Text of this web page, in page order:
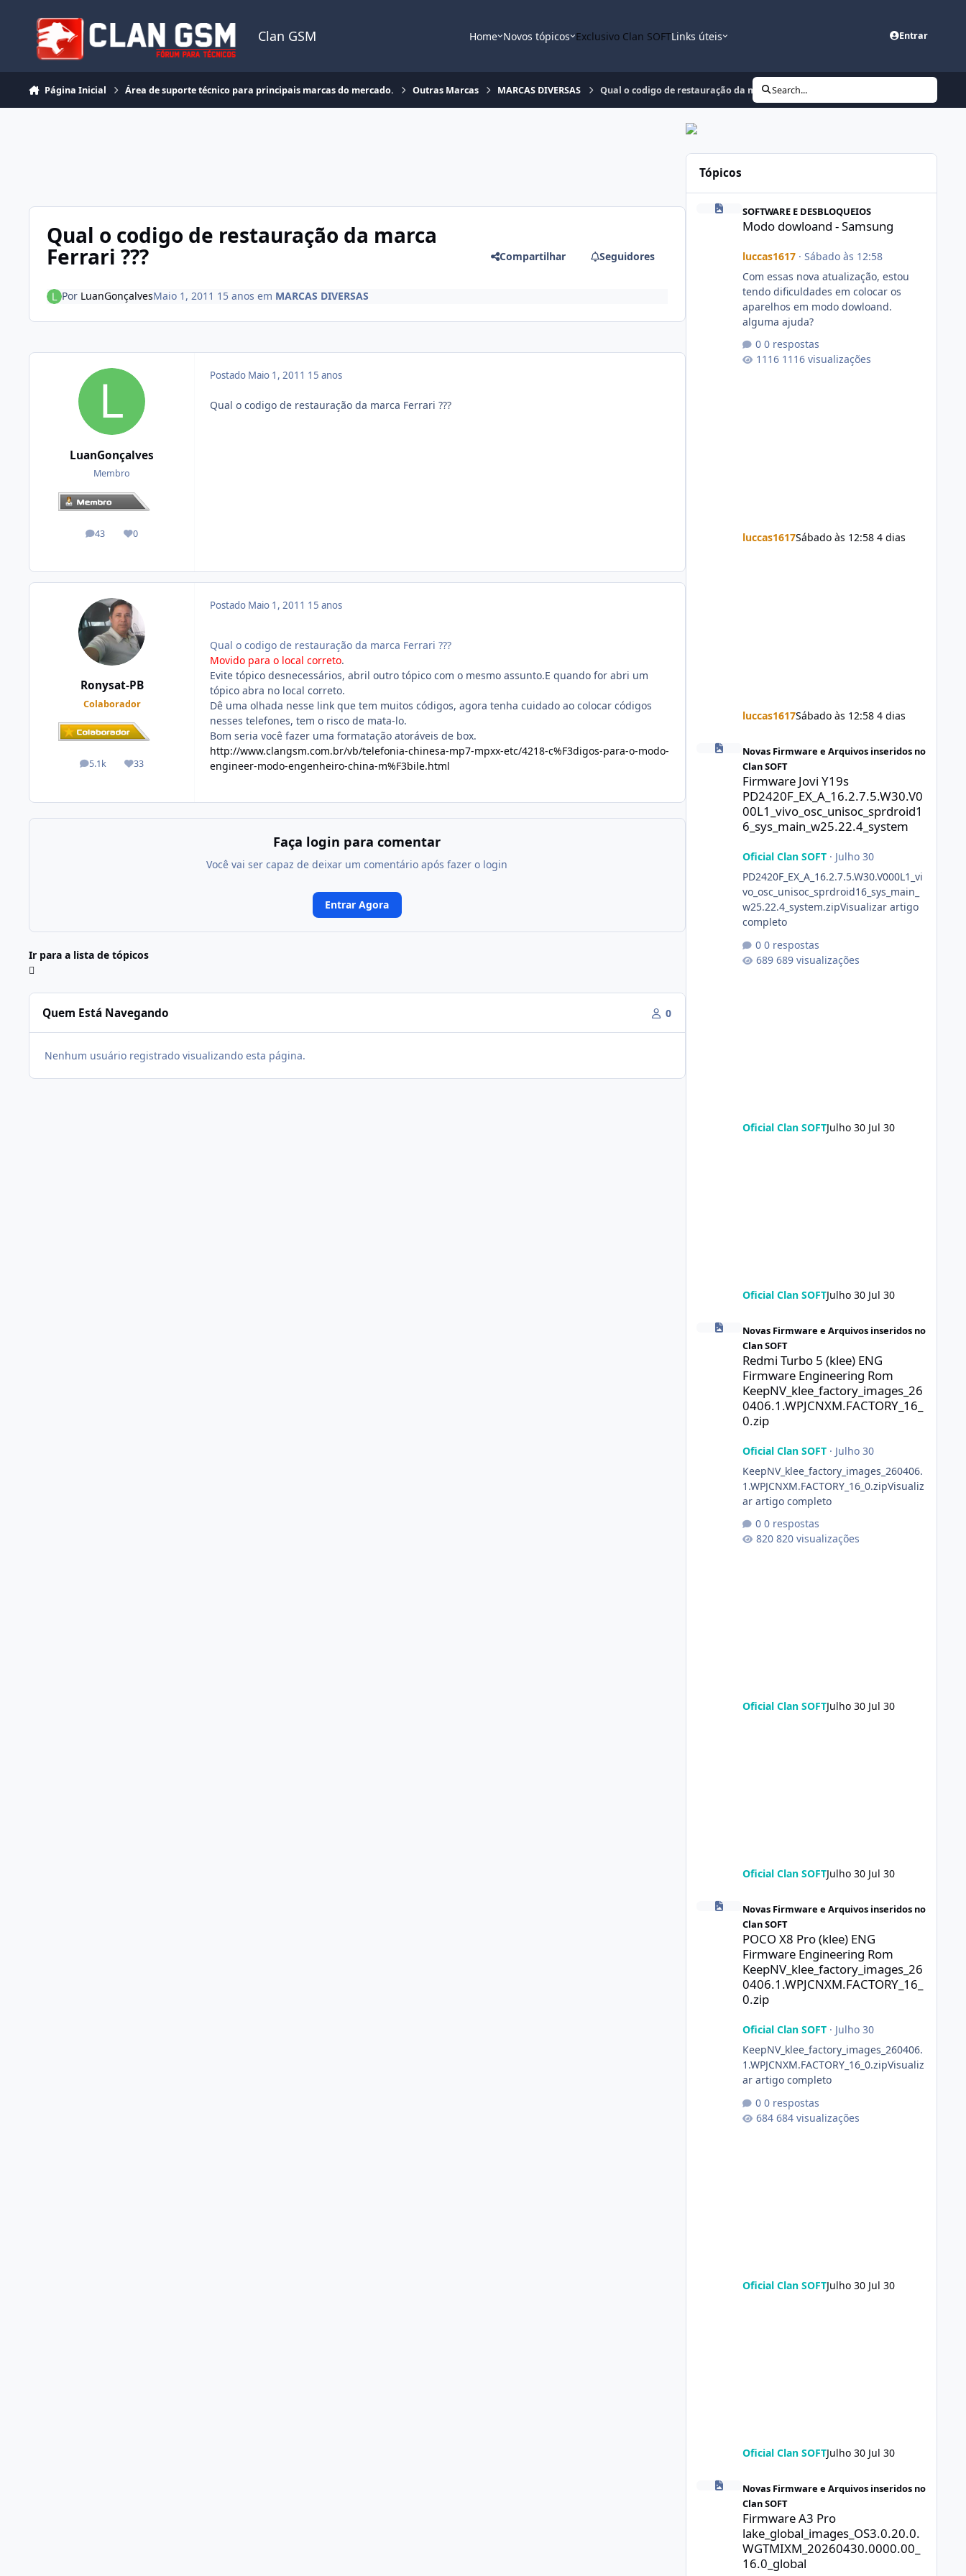
Clan GSM Home Novos tópicos Exclusivo Clan SOFTLinks úteis Entrar
Página Inicial Área de suporte técnico para principais marcas do mercado. Outras Marcas MARCAS DIVERSAS Qual o codigo de restauração da marca Ferrari ???
Search...
Qual o codigo de restauração da marca
Ferrari ??? Compartilhar Seguidores
Por LuanGonçalvesMaio 1, 2011 15 anos em MARCAS DIVERSAS
LuanGonçalves
Membro
43
posts 0
Reputação
Postado Maio 1, 2011 15 anos
Qual o codigo de restauração da marca Ferrari ???
Ronysat-PB
Colaborador
5.1k
posts 33
Reputação
Postado Maio 1, 2011 15 anos
Qual o codigo de restauração da marca Ferrari ???
Movido para o local correto.
Evite tópico desnecessários, abril outro tópico com o mesmo assunto.E quando for abri um
tópico abra no local correto.
Dê uma olhada nesse link que tem muitos códigos, agora tenha cuidado ao colocar códigos
nesses telefones, tem o risco de mata-lo.
Bom seria você fazer uma formatação atoráveis de box.
http://www.clangsm.com.br/vb/telefonia-chinesa-mp7-mpxx-etc/4218-c%F3digos-para-o-modo-
engineer-modo-engenheiro-china-m%F3bile.html
Faça login para comentar
Você vai ser capaz de deixar um comentário após fazer o login
Entrar Agora
Ir para a lista de tópicos
Quem Está Navegando 0
Nenhum usuário registrado visualizando esta página.
Tópicos
SOFTWARE E DESBLOQUEIOS
Modo dowloand - Samsung
luccas1617· Sábado às 12:58
Com essas nova atualização, estou
tendo dificuldades em colocar os
aparelhos em modo dowloand.
alguma ajuda?
0 respostas
1116 visualizações
luccas1617Sábado às 12:58 4 dias
luccas1617Sábado às 12:58 4 dias
Firmware Jovi Y19s
Novas Firmware e Arquivos inseridos no
Clan SOFT
Firmware Jovi Y19s
PD2420F_EX_A_16.2.7.5.W30.V0
00L1_vivo_osc_unisoc_sprdroid1
6_sys_main_w25.22.4_system
Oficial Clan SOFT· Julho 30
PD2420F_EX_A_16.2.7.5.W30.V000L1_vi
vo_osc_unisoc_sprdroid16_sys_main_
w25.22.4_system.zipVisualizar artigo
completo
0 respostas
689 visualizações
Oficial Clan SOFTJulho 30 Jul 30
Oficial Clan SOFTJulho 30 Jul 30
Novas Firmware e Arquivos inseridos no
Clan SOFT
Redmi Turbo 5 (klee) ENG
Firmware Engineering Rom
KeepNV_klee_factory_images_26
0406.1.WPJCNXM.FACTORY_16_
0.zip
Oficial Clan SOFT· Julho 30
KeepNV_klee_factory_images_260406.
1.WPJCNXM.FACTORY_16_0.zipVisualiz
ar artigo completo
0 respostas
820 visualizações
Oficial Clan SOFTJulho 30 Jul 30
Oficial Clan SOFTJulho 30 Jul 30
POCO X8 Pro (klee) ENG Firmware Engineering Rom
Novas Firmware e Arquivos inseridos no
Clan SOFT
POCO X8 Pro (klee) ENG
Firmware Engineering Rom
KeepNV_klee_factory_images_26
0406.1.WPJCNXM.FACTORY_16_
0.zip
Oficial Clan SOFT· Julho 30
KeepNV_klee_factory_images_260406.
1.WPJCNXM.FACTORY_16_0.zipVisualiz
ar artigo completo
0 respostas
684 visualizações
Oficial Clan SOFTJulho 30 Jul 30
Oficial Clan SOFTJulho 30 Jul 30
Novas Firmware e Arquivos inseridos no
Clan SOFT
Firmware A3 Pro
lake_global_images_OS3.0.20.0.
WGTMIXM_20260430.0000.00_
16.0_global